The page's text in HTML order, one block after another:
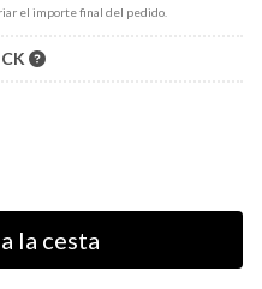
el importe final del pedido.
la cesta